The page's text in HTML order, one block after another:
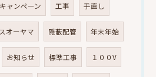
ャンペーン 工事 手直し
オーヤマ 隠蔽配管 年末年始
お知らせ 標準工事 １００V